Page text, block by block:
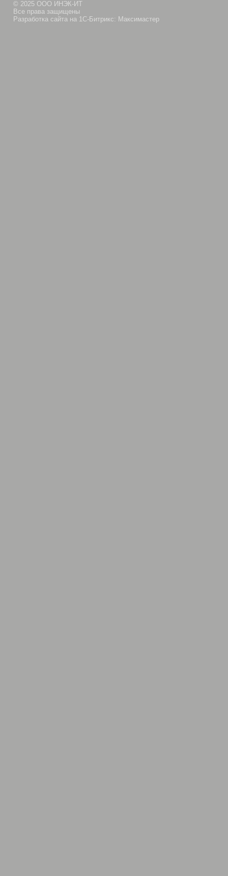
© 2025 ООО ИНЭК-ИТ
Все права защищены
Разработка сайта на 1С-Битрикс: Максимастер